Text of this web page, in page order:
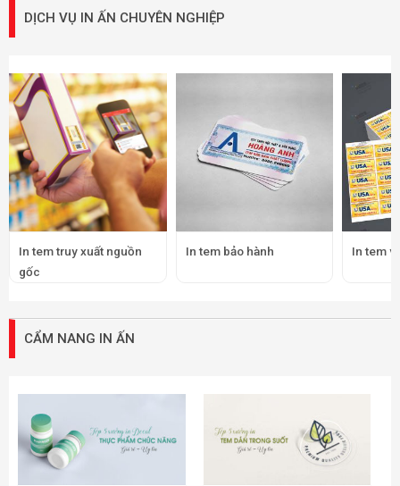
DỊCH VỤ IN ẤN CHUYÊN NGHIỆP
In tem truy xuất nguồn
gốc
In tem bảo hành In tem
CẨM NANG IN ẤN